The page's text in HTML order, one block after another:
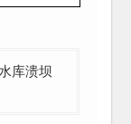
库溃坝